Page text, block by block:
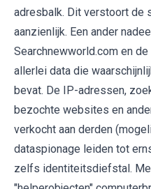
adresbalk. Dit verstoort de
aanzienlijk. Een ander
Searchnewworld.com en
allerlei data die
bevat. De IP-adressen,
bezochte websites en
verkocht aan derden
dataspionage leiden tot
zelfs identiteitsdiefstal.